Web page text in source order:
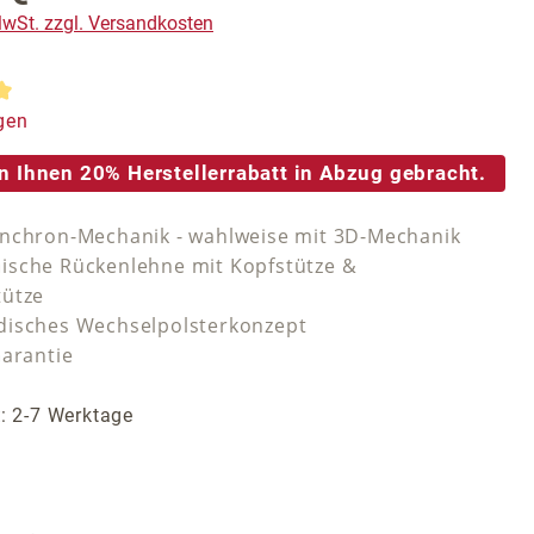
zzgl. Versandkosten
Bewertung von 5 von 5 Sternen
Ihnen 20% Herstellerrabatt in Abzug gebracht.
Mechanik - wahlweise mit 3D-Mechanik
Rückenlehne mit Kopfstütze &
Wechselpolsterkonzept
2-7 Werktage